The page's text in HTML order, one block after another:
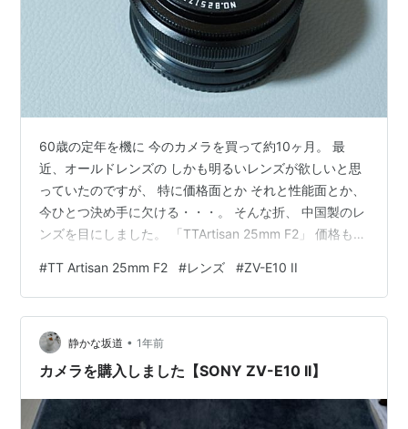
60歳の定年を機に 今のカメラを買って約10ヶ月。 最
近、オールドレンズの しかも明るいレンズが欲しいと思
っていたのですが、 特に価格面とか それと性能面とか、
今ひとつ決め手に欠ける・・・。 そんな折、 中国製のレ
ンズを目にしました。 「TTArtisan 25mm F2」 価格も見
ました。 見た目はこんな感じ。 ▼標準 ▼TT Artisan せ
っかくなので、撮ってみました。 こういう時って、 それ
ぞれのレンズを同じ条件にして撮って、 見比べてみるも
のですが、 標準レンズをウチに置いて来たので比較はで
きませんでしたが、 ほんわかした画…
#TT Artisan 25mm F2 #レンズ #ZV-E10 II
静かな坂道 • 1年前
カメラを購入しました【SONY ZV-E10 II】